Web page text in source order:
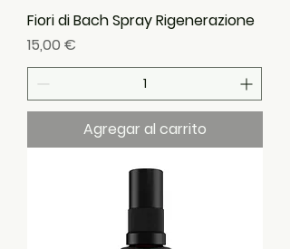
Fiori di Bach Spray Rigenerazione
Precio
15,00 €
Agregar al carrito